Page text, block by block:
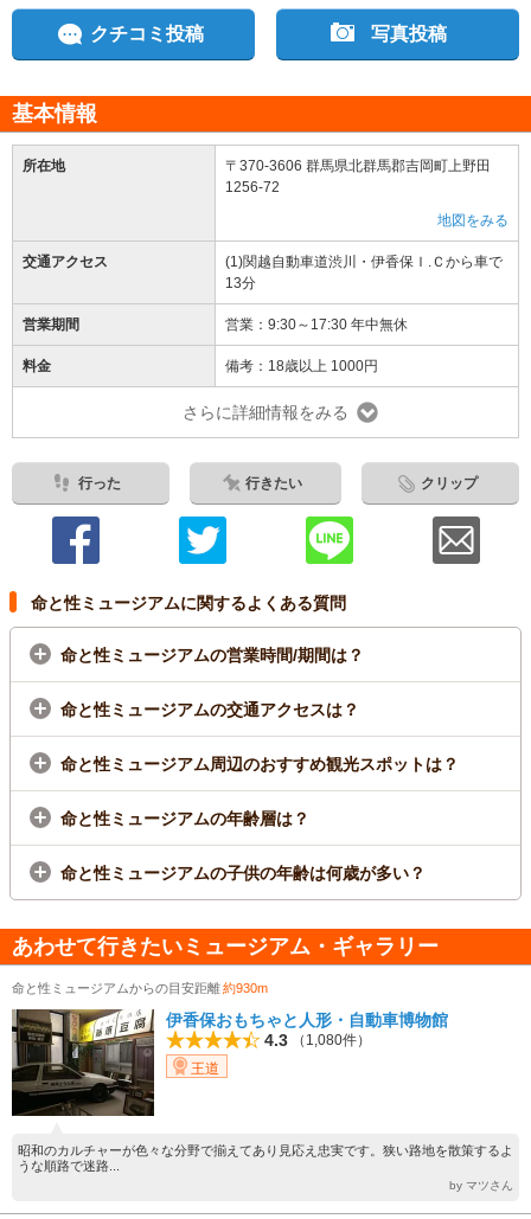
クチコミ投稿 写真投稿
基本情報
所在地
〒370-3606 群馬県北群馬郡吉岡町上野田
1256-72
地図をみる
交通アクセス
(1)関越自動車道渋川・伊香保Ｉ.Ｃから車で
13分
営業期間 営業：9:30～17:30 年中無休
料金 備考：18歳以上 1000円
さらに詳細情報をみる
行った 行きたい クリップ
命と性ミュージアムに関するよくある質問
命と性ミュージアムの営業時間/期間は？
命と性ミュージアムの交通アクセスは？
命と性ミュージアム周辺のおすすめ観光スポットは？
命と性ミュージアムの年齢層は？
命と性ミュージアムの子供の年齢は何歳が多い？
あわせて行きたいミュージアム・ギャラリー
命と性ミュージアムからの目安距離約930m
伊香保おもちゃと人形・自動車博物館
4.3
（1,080件）
王道
昭和のカルチャーが色々な分野で揃えてあり見応え忠実です。狭い路地を散策するよ
うな順路で迷路...
by マツさん